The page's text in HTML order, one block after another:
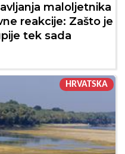
maloljetnika
reakcije: Zašto je
tek sada
HRVATSKA